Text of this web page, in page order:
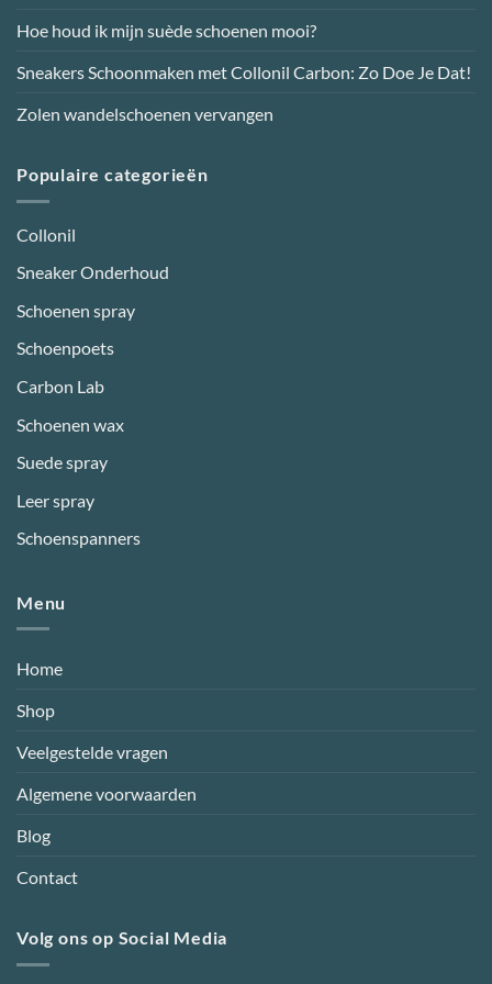
Hoe houd ik mijn suède schoenen mooi?
Sneakers Schoonmaken met Collonil Carbon: Zo Doe Je Dat!
Zolen wandelschoenen vervangen
Populaire categorieën
Collonil
Sneaker Onderhoud
Schoenen spray
Schoenpoets
Carbon Lab
Schoenen wax
Suede spray
Leer spray
Schoenspanners
Menu
Home
Shop
Veelgestelde vragen
Algemene voorwaarden
Blog
Contact
Volg ons op Social Media